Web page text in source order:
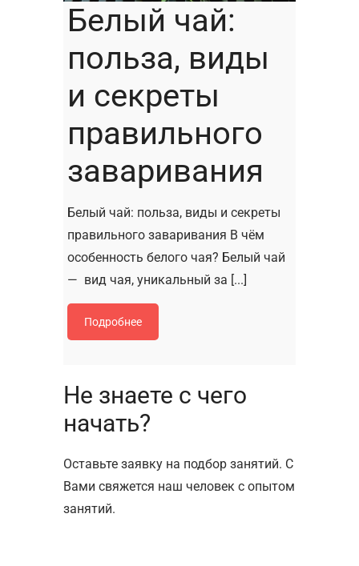
Белый чай:
польза, виды
и секреты
правильного
заваривания
Белый чай: польза, виды и секреты
правильного заваривания В чём
особенность белого чая? Белый чай
— вид чая, уникальный за [...]
Подробнее
Не знаете с чего
начать?
Оставьте заявку на подбор занятий. С
Вами свяжется наш человек с опытом
занятий.